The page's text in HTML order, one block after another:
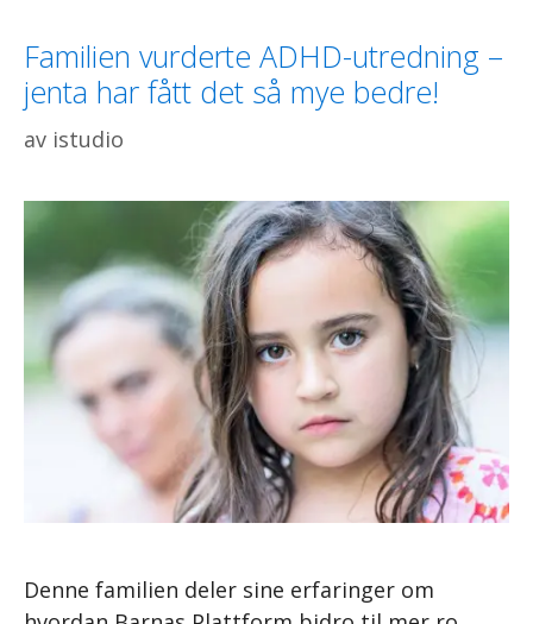
Familien vurderte ADHD-utredning –
jenta har fått det så mye bedre!
av istudio
Denne familien deler sine erfaringer om